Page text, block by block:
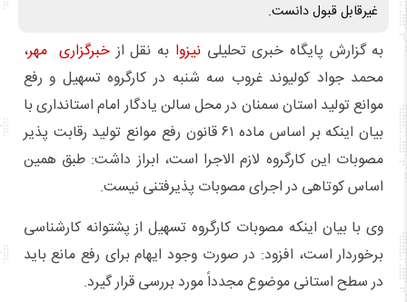
غیرقابل قبول دانست.
به گزارش پایگاه خبری تحلیلینیزوا به نقل از خبرگزاری مهر،
محمد جواد کولیوند غروب سه شنبه در کارگروه تسهیل و رفع
موانع تولید استان سمنان در محل سالن یادگار امام استانداری با
بیان اینکه بر اساس ماده ۶۱ قانون رفع موانع تولید رقابت پذیر
مصوبات این کارگروه لازم الاجرا است، ابراز داشت: طبق همین
اساس کوتاهی در اجرای مصوبات پذیرفتنی نیست.
وی با بیان اینکه مصوبات کارگروه تسهیل از پشتوانه کارشناسی
برخوردار است، افزود: در صورت وجود ایهام برای رفع مانع باید
در سطح استانی موضوع مجدداً مورد بررسی قرار گیرد.